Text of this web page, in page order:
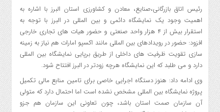
رئیس اتاق بازرگانی،صنایع، معادن و کشاورزی استان البرز با اشاره به
اهمیت وجود یک نمایشگاه دائمی و بین المللی در البرز با توجه به
استقرار بیش از ۴ هزار واحد صنعتی و حضور هیات های تجاری خارجی
افزود: حضور در رویدادهای بین المللی مانند اکسپو امارات هم نیاز به زمینه
سازی تقویت ظرفیت های داخلی از طریق برپایی نمایشگاه بین المللی
دارد و می طلبد که این نمایشگاه هرچه زودتر در البرز افتتاح شود.
وی ادامه داد: هنوز دستگاه اجرایی خاصی برای تامین منابع مالی تکمیل
پروژه نمایشگاه بین المللی مشخص نشده است اما احتمال دارد که متولی
آن سازمان صمت استان باشد، چون تعاونی این سازمان هم جزو